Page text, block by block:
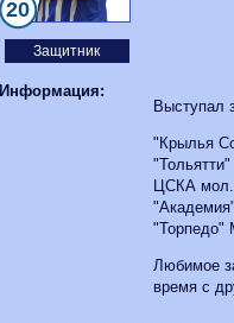
Защитник
20
Информация:
Выступал
"Крылья
ЦСКА мол.
"Торпедо"
Любимое
время с
Калуга
0-1 Сибирь